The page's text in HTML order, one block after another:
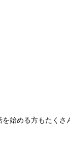
始める方もたくさ